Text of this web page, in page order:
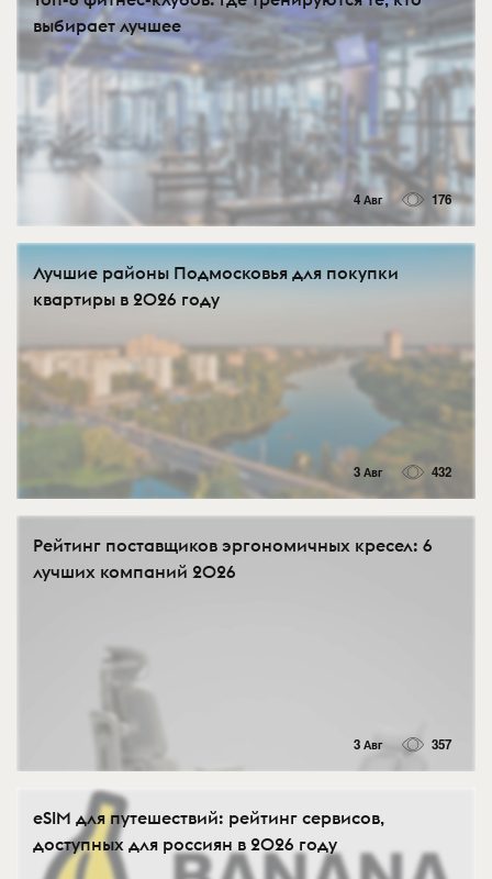
выбирает лучшее
4 Авг 176
Лучшие районы Подмосковья для покупки
квартиры в 2026 году
3 Авг 432
Рейтинг поставщиков эргономичных кресел: 6
лучших компаний 2026
3 Авг 357
eSIM для путешествий: рейтинг сервисов,
доступных для россиян в 2026 году